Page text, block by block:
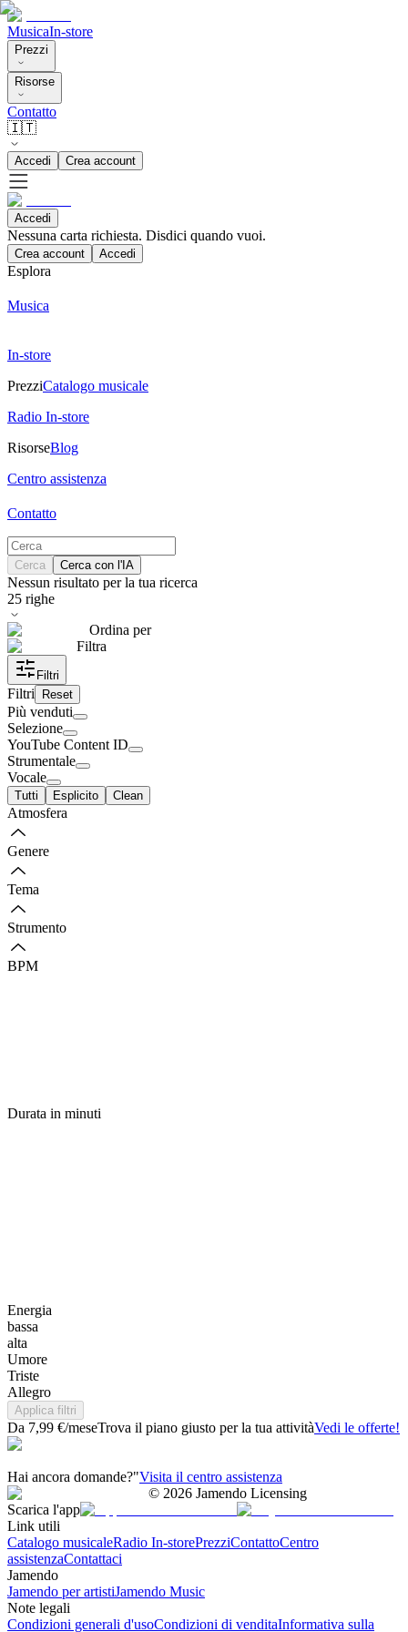
MusicaIn-store
Prezzi
Risorse
Contatto
🇮🇹
Accedi Crea account
Accedi
Nessuna carta richiesta. Disdici quando vuoi.
Crea account Accedi
Esplora
Musica
In-store
PrezziCatalogo musicale
Radio In-store
RisorseBlog
Centro assistenza
Contatto
Cerca Cerca con l'IA
Nessun risultato per la tua ricerca
25 righe
Ordina per
Filtra
Filtri
Filtri Reset
Più venduti
Selezione
YouTube Content ID
Strumentale
Vocale
Tutti Esplicito Clean
Atmosfera
Genere
Tema
Strumento
BPM
Durata in minuti
Energia
bassa
alta
Umore
Triste
Allegro
Applica filtri
Da 7,99 €/meseTrova il piano giusto per la tua attivitàVedi le offerte!
Hai ancora domande?"Visita il centro assistenza
© 2026 Jamendo Licensing
Scarica l'app
Link utili
Catalogo musicaleRadio In-storePrezziContattoCentro
assistenzaContattaci
Jamendo
Jamendo per artistiJamendo Music
Note legali
Condizioni generali d'usoCondizioni di venditaInformativa sulla